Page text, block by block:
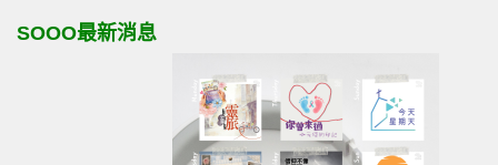
SOOO最新消息